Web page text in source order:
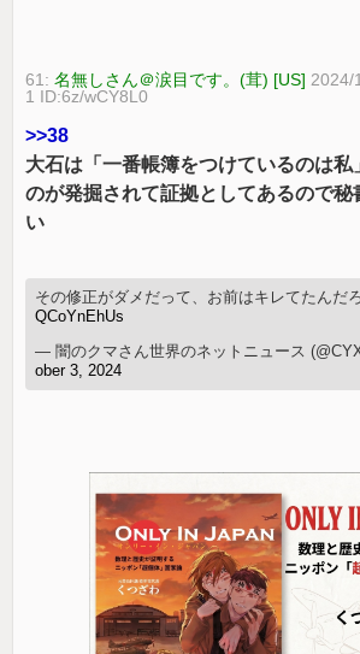
61:名無しさん＠涙目です。(茸) [US] 2024/
1 ID:6z/wCY8L0
>>38
大石は「一番帳簿をつけているのは私
のが発掘されて証拠としてあるので秘
い
その修正がダメだって、お前はキレてたんだ
QCoYnEhUs
— 闇のクマさん世界のネットニュース
ober 3, 2024